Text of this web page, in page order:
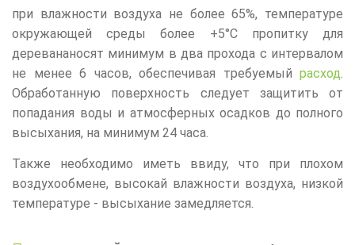
при влажности воздуха не более 65%, температуре
окружающей среды более +5°C пропитку для
деревананосят минимум в два прохода с интервалом
не менее 6 часов, обеспечивая требуемый расход.
Обработанную поверхность следует защитить от
попадания воды и атмосферных осадков до полного
высыхания, на минимум 24 часа.
Также необходимо иметь ввиду, что при плохом
воздухообмене, высокай влажности воздуха, низкой
температуре - высыхание замедляется.